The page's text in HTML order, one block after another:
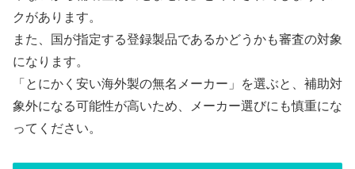
クがあります。
また、国が指定する登録製品であるかどうかも審査の対象
になります。
「とにかく安い海外製の無名メーカー」を選ぶと、補助対
象外になる可能性が高いため、メーカー選びにも慎重にな
ってください。